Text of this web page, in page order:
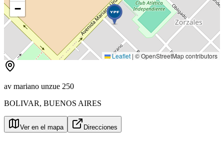
−
Leaflet | © OpenStreetMap contributors
av mariano unzue 250
BOLIVAR, BUENOS AIRES
Ver en el mapa Direcciones